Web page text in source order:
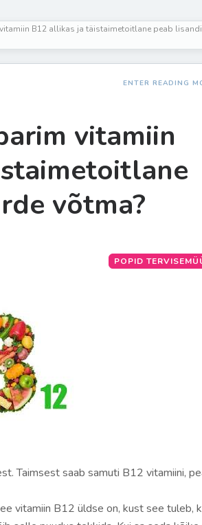
B12 allikas ja täistaimetoitlane peab
ENTER READING
vitamiin
võtma?
POPID
Taimsest saab samuti B12 vitamiini,
vitamiin B12 üldse on, kust see tuleb,